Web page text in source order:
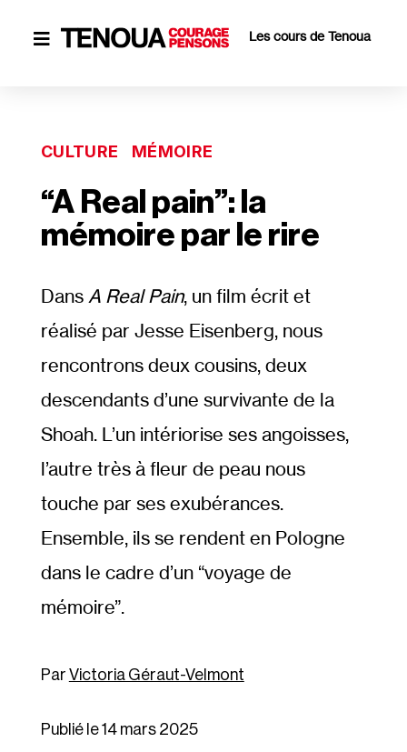
 Les cours de Tenoua
CULTURE MÉMOIRE
“A Real pain”: la
mémoire par le rire
Dans A Real Pain, un film écrit et
réalisé par Jesse Eisenberg, nous
rencontrons deux cousins, deux
descendants d’une survivante de la
Shoah. L’un intériorise ses angoisses,
l’autre très à fleur de peau nous
touche par ses exubérances.
Ensemble, ils se rendent en Pologne
dans le cadre d’un “voyage de
mémoire”.
Victoria Géraut-Velmont
Publié le 14 mars 2025